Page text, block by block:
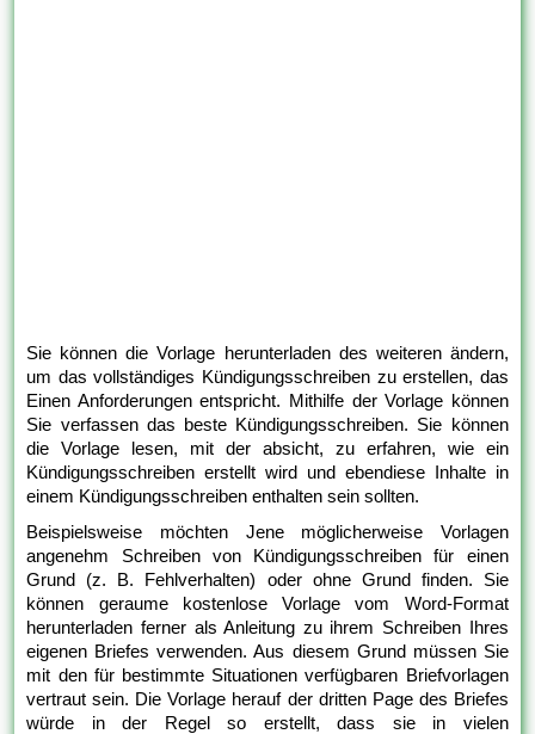
Sie können die Vorlage herunterladen des weiteren ändern,
um das vollständiges Kündigungsschreiben zu erstellen, das
Einen Anforderungen entspricht. Mithilfe der Vorlage können
Sie verfassen das beste Kündigungsschreiben. Sie können
die Vorlage lesen, mit der absicht, zu erfahren, wie ein
Kündigungsschreiben erstellt wird und ebendiese Inhalte in
einem Kündigungsschreiben enthalten sein sollten.
Beispielsweise möchten Jene möglicherweise Vorlagen
angenehm Schreiben von Kündigungsschreiben für einen
Grund (z. B. Fehlverhalten) oder ohne Grund finden. Sie
können geraume kostenlose Vorlage vom Word-Format
herunterladen ferner als Anleitung zu ihrem Schreiben Ihres
eigenen Briefes verwenden. Aus diesem Grund müssen Sie
mit den für bestimmte Situationen verfügbaren Briefvorlagen
vertraut sein. Die Vorlage herauf der dritten Page des Briefes
würde in der Regel so erstellt, dass sie in vielen